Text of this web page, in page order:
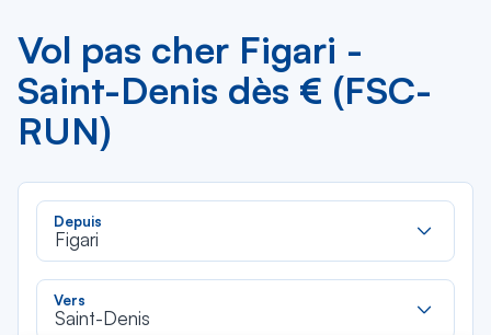
Vol pas cher Figari -
Saint-Denis dès € (FSC-
RUN)
Depuis
Figari
Vers
Saint-Denis